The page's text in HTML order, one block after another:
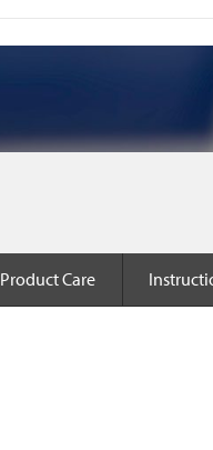
Product Care